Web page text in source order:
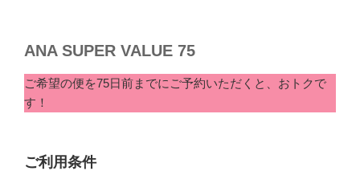
ANA SUPER VALUE 75
ご希望の便を75日前までにご予約いただくと、おトクで
す！
ご利用条件